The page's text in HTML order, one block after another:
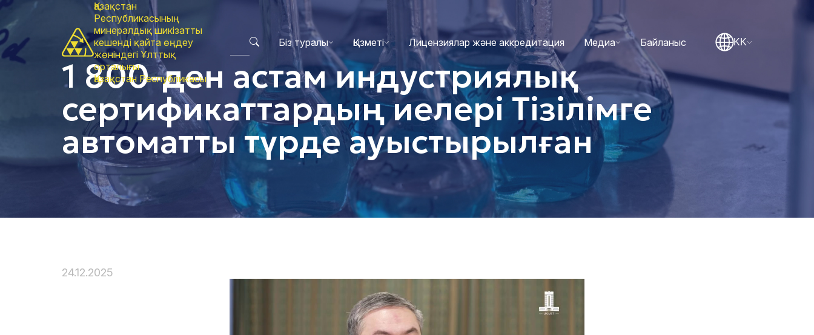
Қазақстан
Республикасының
минералдық шикізатты
кешенді қайта өңдеу
жөніндегі Ұлттық
орталығы
Қазақстан Республикасы
Біз туралы Қызметі Лицензиялар және аккредитация Медиа Байланыс KK
1 800-ден астам индустриялық
сертификаттардың иелері Тізілімге
автоматты түрде ауыстырылған
24.12.2025